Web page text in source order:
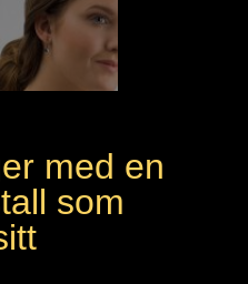
med en
som